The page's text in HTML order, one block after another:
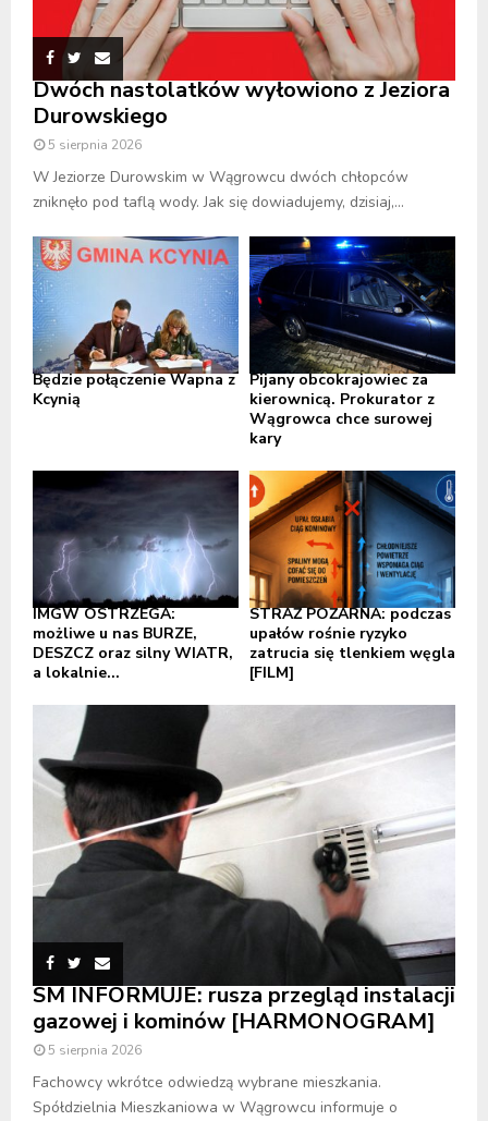
Dwóch nastolatków wyłowiono z Jeziora
Durowskiego
5 sierpnia 2026
W Jeziorze Durowskim w Wągrowcu dwóch chłopców
zniknęło pod taflą wody. Jak się dowiadujemy, dzisiaj,...
Będzie połączenie Wapna z
Kcynią
Pijany obcokrajowiec za
kierownicą. Prokurator z
Wągrowca chce surowej
kary
IMGW OSTRZEGA:
możliwe u nas BURZE,
DESZCZ oraz silny WIATR,
a lokalnie...
STRAŻ POŻARNA: podczas
upałów rośnie ryzyko
zatrucia się tlenkiem węgla
[FILM]
SM INFORMUJE: rusza przegląd instalacji
gazowej i kominów [HARMONOGRAM]
5 sierpnia 2026
Fachowcy wkrótce odwiedzą wybrane mieszkania.
Spółdzielnia Mieszkaniowa w Wągrowcu informuje o